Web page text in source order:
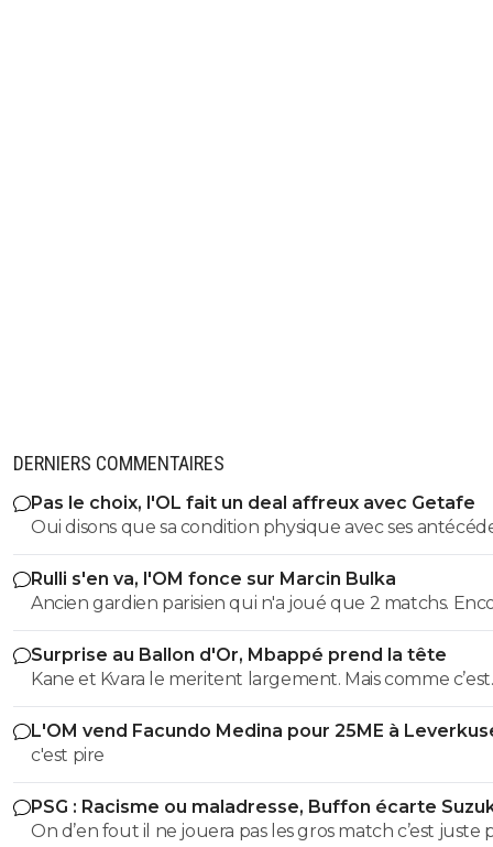
DERNIERS COMMENTAIRES
Pas le choix, l'OL fait un deal affreux avec Getafe
Oui disons que sa condition physique avec ses
médicaux, donc ses rechutes régulières + son salaire,
donnent une équation peu enclin à motiver des clubs
faire confiance(pour un futur transfert), même avec
salaire revu à la baisse, si toutefois il est ok avec ça.
Rulli s'en va, l'OM fonce sur Marcin Bulka
Ancien gardien parisien qui n'a joué que 2 matchs.
une fois pour créer la polémique. C'est plutôt ancien
de Nice, là ok mais pas Paris 😂
Surprise au Ballon d'Or, Mbappé prend la tête
Kane et Kvara le meritent largement. Mais comme c’est
magouille & Co ça peut revenir au sprinter aux
approximatives allergique au pressing ...
L'OM vend Facundo Medina pour 25ME à
c'est pire
PSG : Racisme ou maladresse, Buffon écarte
On d’en fout il ne jouera pas les gros match c’est juste